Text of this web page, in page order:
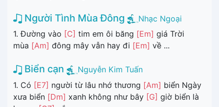
Người Tình Mùa Đông
Nhạc Ngoại
1. Đường vào [C] tim em ôi băng [Em] giá Trời
mùa [Am] đông mây vẫn hay đi [Em] về ...
Biển cạn
Nguyễn Kim Tuấn
1. Có [E7] người từ lâu nhớ thương [Am] biển Ngày
xưa biển [Dm] xanh không như bây [G] giờ biển là